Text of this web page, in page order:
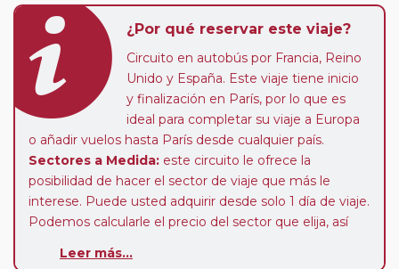
¿Por qué reservar este viaje?
Circuito en autobús por Francia, Reino
Unido y España. Este viaje tiene inicio
y finalización en París, por lo que es
ideal para completar su viaje a Europa
o añadir vuelos hasta París desde cualquier país.
Sectores a Medida: este circuito le ofrece la
posibilidad de hacer el sector de viaje que más le
interese. Puede usted adquirir desde solo 1 día de viaje.
Podemos calcularle el precio del sector que elija, así
habitación individual, o podrá realizar el viaje en
Leer más...